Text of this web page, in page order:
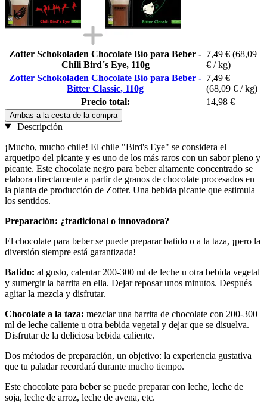
Zotter Schokoladen Chocolate Bio para Beber -
Chili Bird´s Eye, 110g
7,49 € (68,09
€ / kg)
Zotter Schokoladen Chocolate Bio para Beber -
Bitter Classic, 110g
7,49 €
(68,09 € / kg)
Precio total:
14,98 €
Ambas a la cesta de la compra
Descripción
¡Mucho, mucho chile! El chile "Bird's Eye" se considera el
arquetipo del picante y es uno de los más raros con un sabor pleno y
picante. Este chocolate negro para beber altamente concentrado se
elabora directamente a partir de granos de chocolate procesados ​​en
la planta de producción de Zotter. Una bebida picante que estimula
los sentidos.
Preparación: ¿tradicional o innovadora?
El chocolate para beber se puede preparar batido o a la taza, ¡pero la
diversión siempre está garantizada!
Batido: al gusto, calentar 200-300 ml de leche u otra bebida vegetal
y sumergir la barrita en ella. Dejar reposar unos minutos. Después
agitar la mezcla y disfrutar.
Chocolate a la taza: mezclar una barrita de chocolate con 200-300
ml de leche caliente u otra bebida vegetal y dejar que se disuelva.
Disfrutar de la deliciosa bebida caliente.
Dos métodos de preparación, un objetivo: la experiencia gustativa
que tu paladar recordará durante mucho tiempo.
Este chocolate para beber se puede preparar con leche, leche de
soja, leche de arroz, leche de avena, etc.